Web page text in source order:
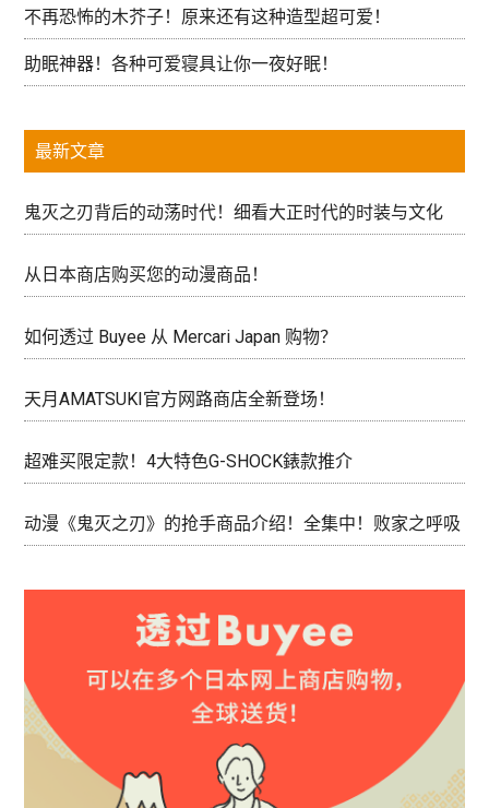
不再恐怖的木芥子！原来还有这种造型超可爱！
助眠神器！各种可爱寝具让你一夜好眠！
最新文章
鬼灭之刃背后的动荡时代！细看大正时代的时装与文化
从日本商店购买您的动漫商品！
如何透过 Buyee 从 Mercari Japan 购物？
天月AMATSUKI官方网路商店全新登场！
超难买限定款！4大特色G-SHOCK錶款推介
动漫《鬼灭之刃》的抢手商品介绍！全集中！败家之呼吸